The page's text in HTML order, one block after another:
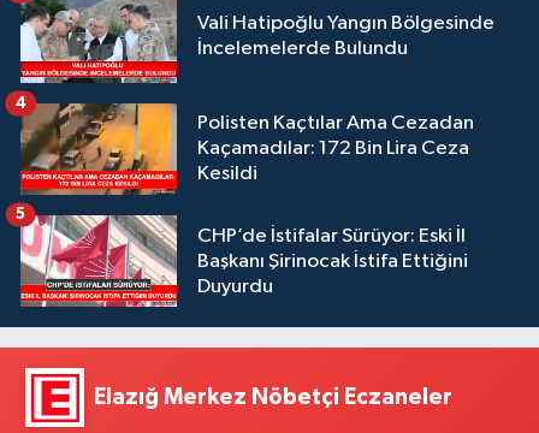
Vali Hatipoğlu Yangın Bölgesinde
İncelemelerde Bulundu
Polisten Kaçtılar Ama Cezadan
Kaçamadılar: 172 Bin Lira Ceza
Kesildi
4
CHP’de İstifalar Sürüyor: Eski İl
Başkanı Şirinocak İstifa Ettiğini
Duyurdu
5
Elazığ Merkez Nöbetçi Eczaneler